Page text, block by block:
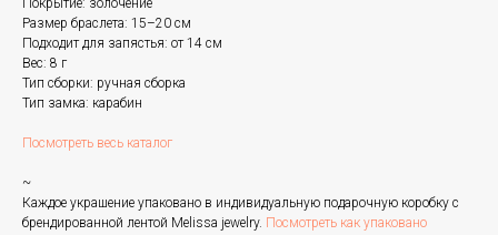
Покрытие: золочение
Размер браслета: 15–20 см
Подходит для запястья: от 14 см
Вес: 8 г
Тип сборки: ручная сборка
Тип замка: карабин
Посмотреть весь каталог
~
Каждое украшение упаковано в индивидуальную подарочную коробку с
брендированной лентой Melissa jewelry. Посмотреть как упаковано